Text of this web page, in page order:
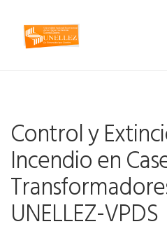
Control y
Incendio en
UNELLEZ-VPDS